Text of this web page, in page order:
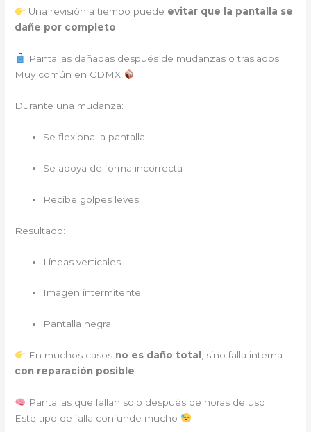
Una revisión a tiempo puede evitar que la pantalla se
dañe por completo.
Pantallas dañadas después de mudanzas o traslados
Muy común en CDMX
Durante una mudanza:
Se flexiona la pantalla
Se apoya de forma incorrecta
Recibe golpes leves
Resultado:
Líneas verticales
Imagen intermitente
Pantalla negra
En muchos casos no es daño total
, sino falla interna
con reparación posible
Pantallas que fallan solo después de horas de uso
Este tipo de falla confunde mucho